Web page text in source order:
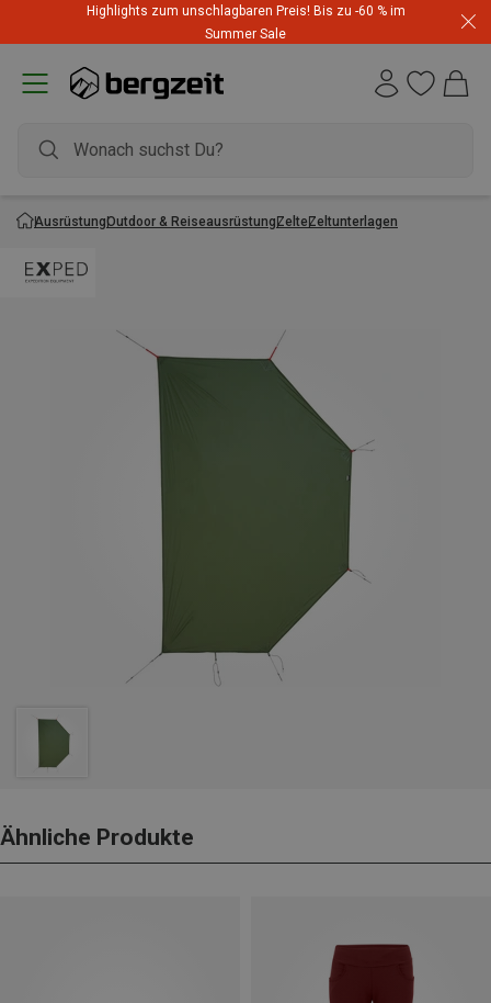
Highlights zum unschlagbaren Preis! Bis zu -60 % im
Summer Sale
Dynafit Hammerangebot! Reduzierte Outfits für neue
Abenteuer
AusrüstungOutdoor & ReiseausrüstungZelteZeltunterlagen
Ähnliche Produkte